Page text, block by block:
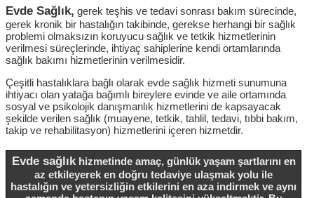
Evde Sağlık, gerek teşhis ve tedavi sonrası bakım sürecinde,
gerek kronik bir hastalığın takibinde, gerekse herhangi bir sağlık
problemi olmaksızın koruyucu sağlık ve tetkik hizmetlerinin
verilmesi süreçlerinde, ihtiyaç sahiplerine kendi ortamlarında
sağlık bakımı hizmetlerinin verilmesidir.
Çeşitli hastalıklara bağlı olarak evde sağlık hizmeti sunumuna
ihtiyacı olan yatağa bağımlı bireylere evinde ve aile ortamında
sosyal ve psikolojik danışmanlık hizmetlerini de kapsayacak
şekilde verilen sağlık (muayene, tetkik, tahlil, tedavi, tıbbi bakım,
takip ve rehabilitasyon) hizmetlerini içeren hizmetdir.
Evde sağlıkhizmetinde amaç, günlük yaşam şartlarını en
az etkileyerek en doğru tedaviye ulaşmak yolu ile
hastalığın ve yetersizliğin etkilerini en aza indirmek ve aynı